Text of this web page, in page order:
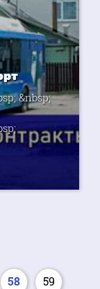
&nbsp;
58 59